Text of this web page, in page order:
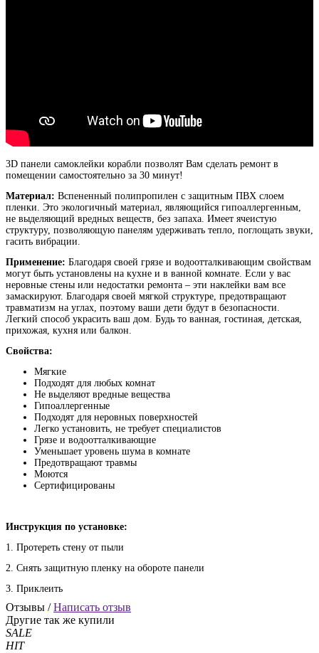
3D панели самоклейки корабли позволят Вам сделать ремонт в
помещении самостоятельно за 30 минут!
Материал: Вспененный полипропилен с защитным ПВХ слоем
пленки. Это экологичный материал, являющийся гипоаллергенным,
не выделяющий вредных веществ, без запаха. Имеет ячеистую
структуру, позволяющую панелям удерживать тепло, поглощать звуки,
гасить вибрации.
Применение: Благодаря своей грязе и водоотталкивающим свойствам
могут быть установлены на кухне и в ванной комнате. Если у вас
неровные стены или недостатки ремонта – эти наклейки вам все
замаскируют. Благодаря своей мягкой структуре, предотвращают
травматизм на углах, поэтому ваши дети будут в безопасности.
Легкий способ украсить ваш дом. Будь то ванная, гостиная, детская,
прихожая, кухня или балкон.
Свойства:
Мягкие
Подходят для любых комнат
Не выделяют вредные вещества
Гипоаллергенные
Подходят для неровных поверхностей
Легко установить, не требует специалистов
Грязе и водоотталкивающие
Уменьшает уровень шума в комнате
Предотвращают травмы
Моются
Сертифицированы
Инструкция по установке:
1. Протереть стену от пыли
2. Снять защитную пленку на обороте панели
3. Приклеить
Отзывы /Написать отзыв
Другие так же купили
SALE
HIT